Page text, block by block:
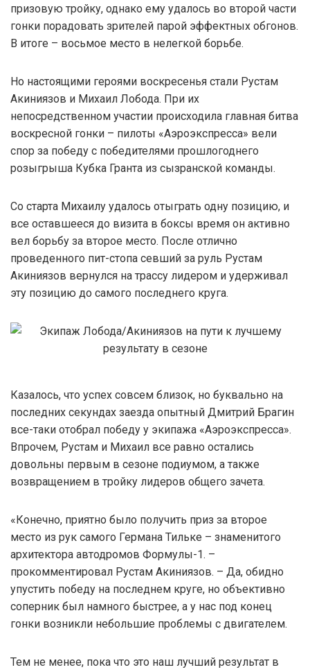
призовую тройку, однако ему удалось во второй части
гонки порадовать зрителей парой эффектных обгонов.
В итоге – восьмое место в нелегкой борьбе.
Но настоящими героями воскресенья стали Рустам
Акиниязов и Михаил Лобода. При их
непосредственном участии происходила главная битва
воскресной гонки – пилоты «Аэроэкспресса» вели
спор за победу с победителями прошлогоднего
розыгрыша Кубка Гранта из сызранской команды.
Со старта Михаилу удалось отыграть одну позицию, и
все оставшееся до визита в боксы время он активно
вел борьбу за второе место. После отлично
проведенного пит-стопа севший за руль Рустам
Акиниязов вернулся на трассу лидером и удерживал
эту позицию до самого последнего круга.
Казалось, что успех совсем близок, но буквально на
последних секундах заезда опытный Дмитрий Брагин
все-таки отобрал победу у экипажа «Аэроэкспресса».
Впрочем, Рустам и Михаил все равно остались
довольны первым в сезоне подиумом, а также
возвращением в тройку лидеров общего зачета.
«Конечно, приятно было получить приз за второе
место из рук самого Германа Тильке – знаменитого
архитектора автодромов Формулы-1. –
прокомментировал Рустам Акиниязов. – Да, обидно
упустить победу на последнем круге, но объективно
соперник был намного быстрее, а у нас под конец
гонки возникли небольшие проблемы с двигателем.
Тем не менее, пока что это наш лучший результат в